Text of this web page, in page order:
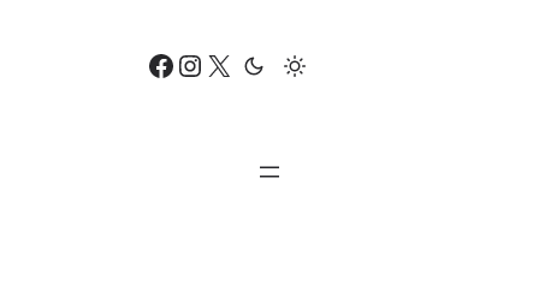
Facebook Instagram X